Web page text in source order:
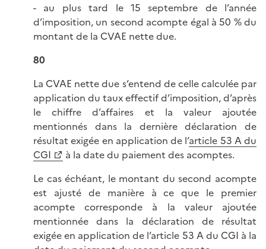
- au plus tard le 15 septembre de l’année
d’imposition, un second acompte égal à 50 % du
montant de la CVAE nette due.
80
La CVAE nette due s’entend de celle calculée par
application du taux effectif d’imposition, d’après
le chiffre d’affaires et la valeur ajoutée
mentionnés dans la dernière déclaration de
résultat exigée en application de l’article 53 A du
CGI
à la date du paiement des acomptes.
Le cas échéant, le montant du second acompte
est ajusté de manière à ce que le premier
acompte corresponde à la valeur ajoutée
mentionnée dans la déclaration de résultat
exigée en application de l’article 53 A du CGI à la